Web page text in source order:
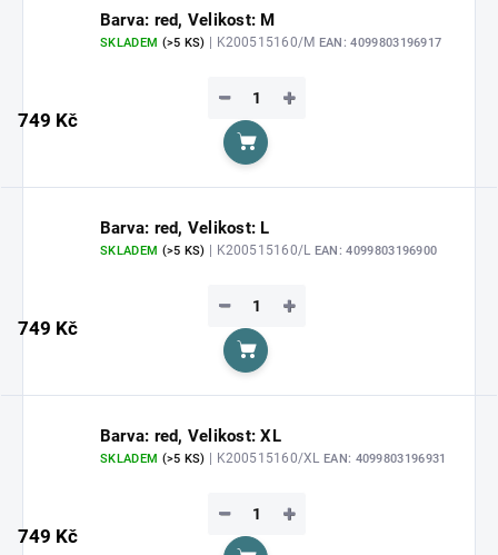
Barva: red, Velikost: M
SKLADEM (>5 KS) | K200515160/M EAN: 4099803196917
749 Kč
+
−
Do košíku
Barva: red, Velikost: L
SKLADEM (>5 KS) | K200515160/L EAN: 4099803196900
749 Kč
+
−
Do košíku
Barva: red, Velikost: XL
SKLADEM (>5 KS) | K200515160/XL EAN: 4099803196931
749 Kč
+
−